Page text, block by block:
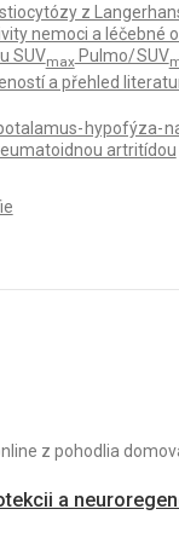
z
nemoci a léčebné
SUVmax Pulmo/ SUV
a přehled
hypofýza-
artritídou
z pohodlia
a